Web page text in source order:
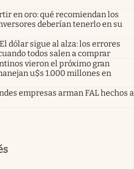
en oro: qué recomiendan los
deberían tenerlo en su
El dólar sigue al alza: los errores
todos salen a comprar
vieron el próximo gran
u$s 1.000 millones en
empresas arman FAL hechos a